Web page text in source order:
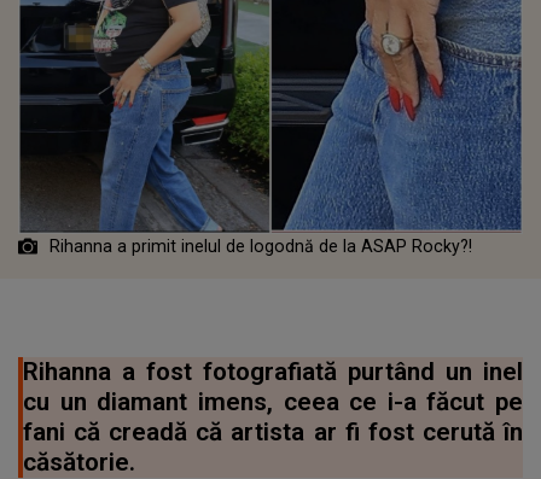
Rihanna a primit inelul de logodnă de la ASAP Rocky?!
Rihanna a fost fotografiată purtând un inel
cu un diamant imens, ceea ce i-a făcut pe
fani că creadă că artista ar fi fost cerută în
căsătorie.